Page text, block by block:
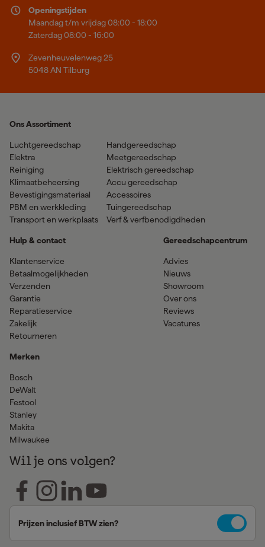
Openingstijden
Maandag t/m vrijdag 08:00 - 18:00
Zaterdag 08:00 - 16:00
Zevenheuvelenweg 25
5048 AN Tilburg
Ons Assortiment
Luchtgereedschap
Elektra
Reiniging
Klimaatbeheersing
Bevestigingsmateriaal
PBM en werkkleding
Transport en werkplaats
Handgereedschap
Meetgereedschap
Elektrisch gereedschap
Accu gereedschap
Accessoires
Tuingereedschap
Verf & verfbenodigdheden
Hulp & contact
Klantenservice
Betaalmogelijkheden
Verzenden
Garantie
Reparatieservice
Zakelijk
Retourneren
Merken
Bosch
DeWalt
Festool
Stanley
Makita
Milwaukee
Gereedschapcentrum
Advies
Nieuws
Showroom
Over ons
Reviews
Vacatures
Wil je ons volgen?
Prijzen inclusief BTW zien?